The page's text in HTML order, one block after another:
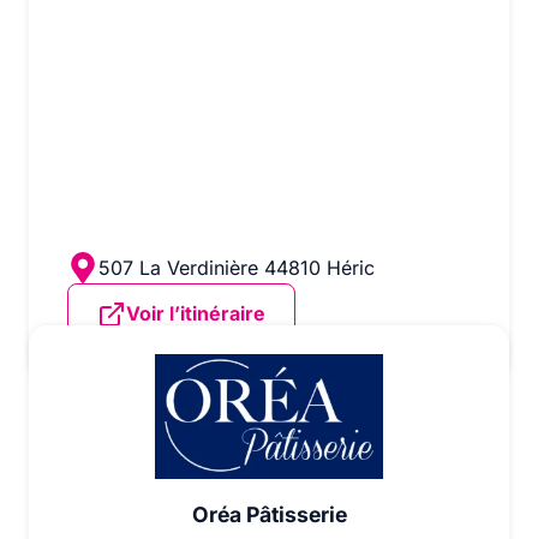
507 La Verdinière 44810 Héric
Voir l’itinéraire
Oréa Pâtisserie